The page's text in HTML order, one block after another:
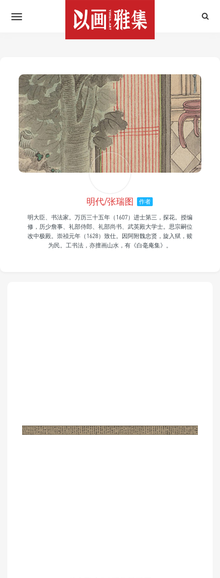
明代/张瑞图 作者
明大臣、书法家。万历三十五年（1607）进士第三，探花。授编
修，历少詹事、礼部侍郎、礼部尚书、武英殿大学士。思宗嗣位
改中极殿。崇祯元年（1628）致仕。因阿附魏忠贤，旋入狱，赎
为民。工书法，亦擅画山水，有《白毫庵集》。